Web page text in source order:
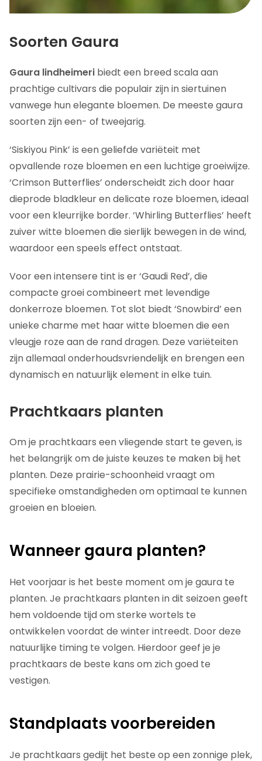
Soorten Gaura
Gaura lindheimeri biedt een breed scala aan
prachtige cultivars die populair zijn in siertuinen
vanwege hun elegante bloemen. De meeste gaura
soorten zijn een- of tweejarig.
‘Siskiyou Pink’ is een geliefde variëteit met
opvallende roze bloemen en een luchtige groeiwijze.
‘Crimson Butterflies’ onderscheidt zich door haar
dieprode bladkleur en delicate roze bloemen, ideaal
voor een kleurrijke border. ‘Whirling Butterflies’ heeft
zuiver witte bloemen die sierlijk bewegen in de wind,
waardoor een speels effect ontstaat.
Voor een intensere tint is er ‘Gaudi Red’, die
compacte groei combineert met levendige
donkerroze bloemen. Tot slot biedt ‘Snowbird’ een
unieke charme met haar witte bloemen die een
vleugje roze aan de rand dragen. Deze variëteiten
zijn allemaal onderhoudsvriendelijk en brengen een
dynamisch en natuurlijk element in elke tuin.
Prachtkaars planten
Om je prachtkaars een vliegende start te geven, is
het belangrijk om de juiste keuzes te maken bij het
planten. Deze prairie-schoonheid vraagt om
specifieke omstandigheden om optimaal te kunnen
groeien en bloeien.
Wanneer gaura planten?
Het voorjaar is het beste moment om je gaura te
planten. Je prachtkaars planten in dit seizoen geeft
hem voldoende tijd om sterke wortels te
ontwikkelen voordat de winter intreedt. Door deze
natuurlijke timing te volgen. Hierdoor geef je je
prachtkaars de beste kans om zich goed te
vestigen.
Standplaats voorbereiden
Je prachtkaars gedijt het beste op een zonnige plek,